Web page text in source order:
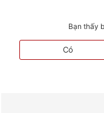
Bạn thấy
Có